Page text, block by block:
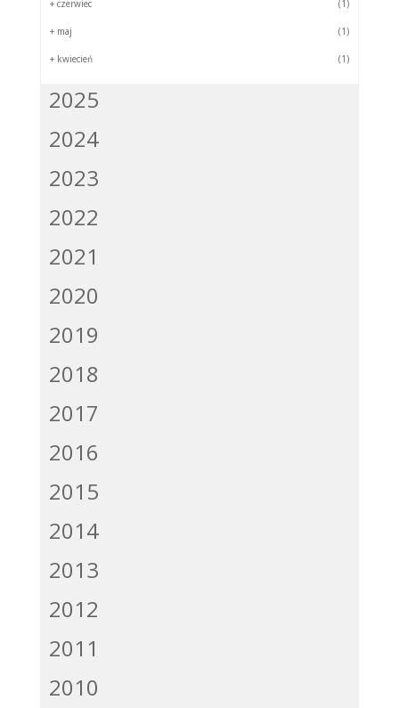
+ czerwiec (1)
+ maj (1)
+ kwiecień (1)
2025
2024
2023
2022
2021
2020
2019
2018
2017
2016
2015
2014
2013
2012
2011
2010